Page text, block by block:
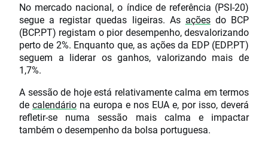
No mercado nacional, o índice de referência (PSI-20)
segue a registar quedas ligeiras. As açõesdo BCP
(BCP.PT) registam o pior desempenho, desvalorizando
perto de 2%. Enquanto que, as ações da EDP (EDP.PT)
seguem a liderar os ganhos, valorizando mais de
1,7%.
A sessão de hoje está relativamente calma em termos
de calendário na europa e nos EUA e, por isso, deverá
refletir-se numa sessão mais calma e impactar
também o desempenho da bolsa portuguesa.